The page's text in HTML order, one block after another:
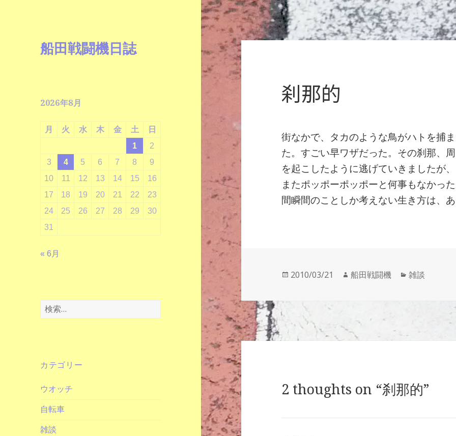
船田戦闘機日誌
2026年8月
月 火 水 木 金 土
日
1
2
3
4 5 6 7 8
9
10
11 12 13 14 15
16
17
18 19 20 21 22
23
24
25 26 27 28 29
30
31
« 6月
検
索:
カテゴリー
ウオッチ
自転車
雑談
刹那的
街なかで、タカのような鳥がハトを捕
た。すごい早ワザだった。その刹那、
を起こしたように逃げていきましたが
またポッポーポッポーと何事もなかっ
間瞬間のことしか考えない生き方は、
投
2010/03/21
作
船田戦闘機
カ
雑談
2 thoughts on “刹那的”